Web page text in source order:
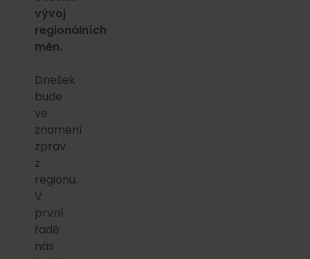
vývoj
regionálních
měn.
Dnešek
bude
ve
znamení
zpráv
z
regionu.
V
první
řadě
nás